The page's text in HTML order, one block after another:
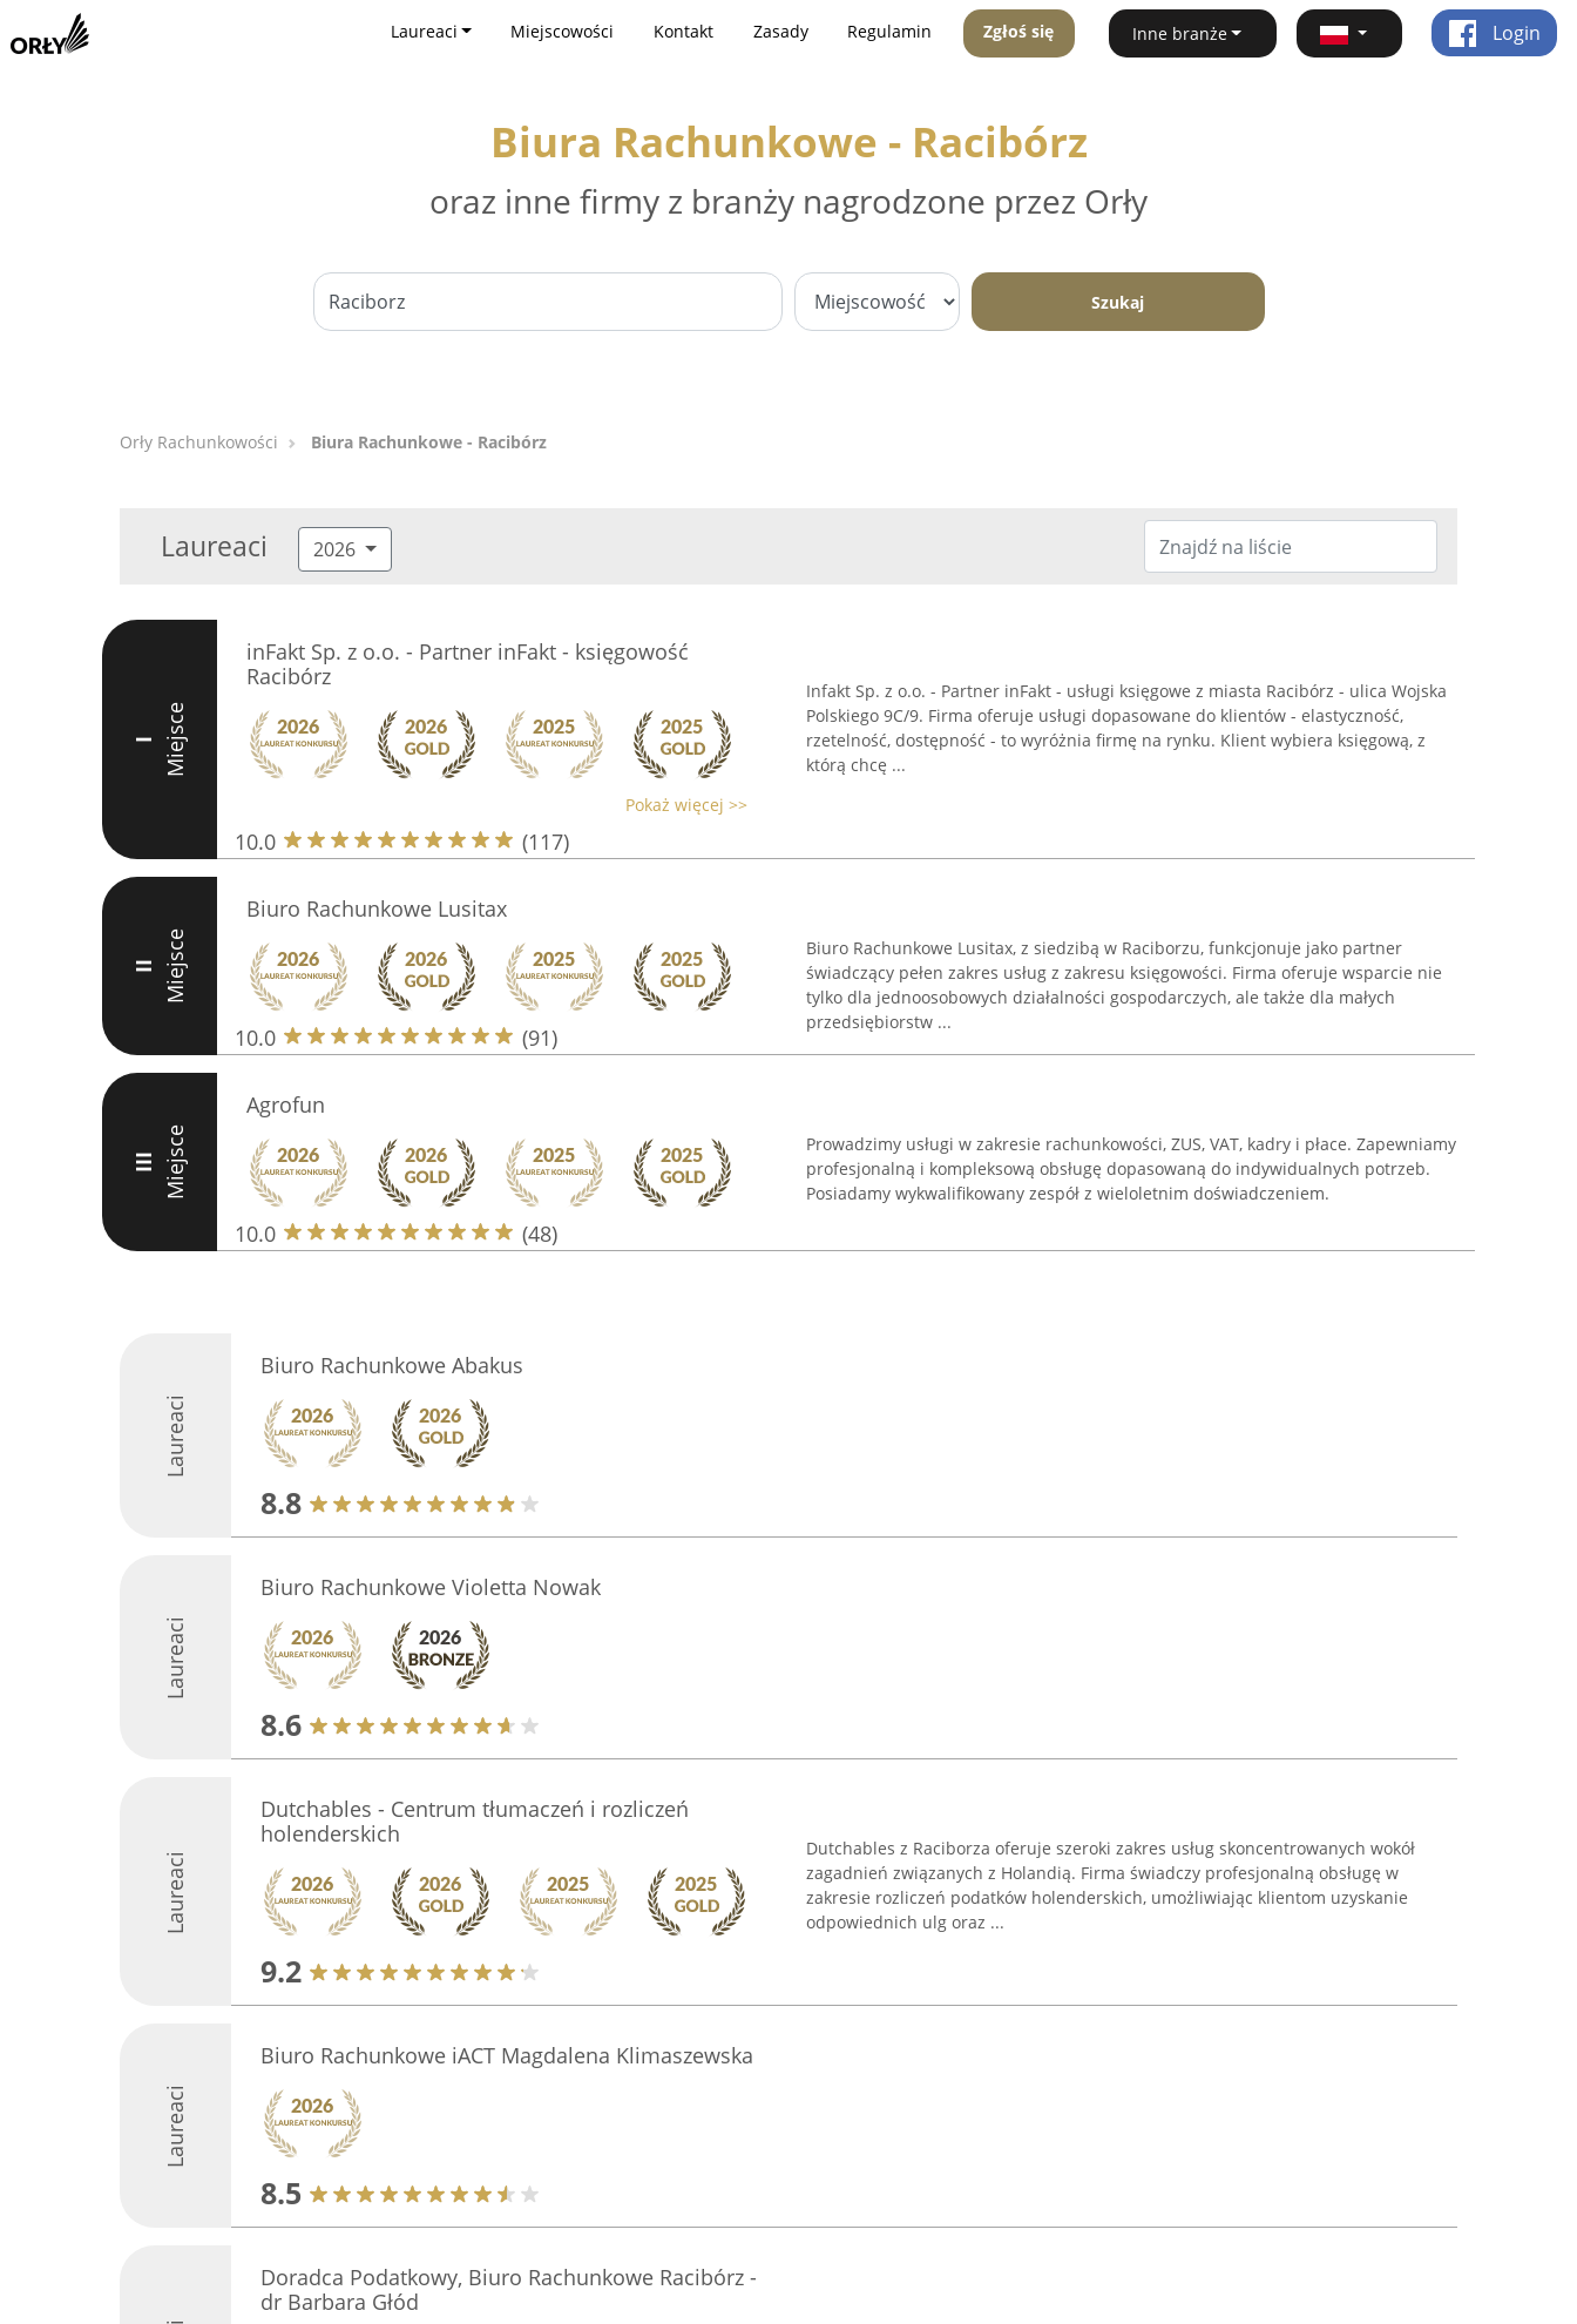
Laureaci Miejscowości Kontakt Zasady Regulamin Zgłoś się Inne branże Login
Biura Rachunkowe - Racibórz
oraz inne firmy z branży nagrodzone przez Orły
Szukaj
Orły Rachunkowości Biura Rachunkowe - Racibórz
Laureaci 2026
I Miejsce
inFakt Sp. z o.o. - Partner inFakt - księgowość
Racibórz
Pokaż więcej >>
10.0 (117)
Infakt Sp. z o.o. - Partner inFakt - usługi księgowe z miasta Racibórz - ulica Wojska
Polskiego 9C/9. Firma oferuje usługi dopasowane do klientów - elastyczność,
rzetelność, dostępność - to wyróżnia firmę na rynku. Klient wybiera księgową, z
którą chcę ...
II Miejsce
Biuro Rachunkowe Lusitax
10.0 (91)
Biuro Rachunkowe Lusitax, z siedzibą w Raciborzu, funkcjonuje jako partner
świadczący pełen zakres usług z zakresu księgowości. Firma oferuje wsparcie nie
tylko dla jednoosobowych działalności gospodarczych, ale także dla małych
przedsiębiorstw ...
III Miejsce
Agrofun
10.0 (48)
Prowadzimy usługi w zakresie rachunkowości, ZUS, VAT, kadry i płace. Zapewniamy
profesjonalną i kompleksową obsługę dopasowaną do indywidualnych potrzeb.
Posiadamy wykwalifikowany zespół z wieloletnim doświadczeniem.
Laureaci
Biuro Rachunkowe Abakus
8.8
Laureaci
Biuro Rachunkowe Violetta Nowak
8.6
Laureaci
Dutchables - Centrum tłumaczeń i rozliczeń
holenderskich
9.2
Dutchables z Raciborza oferuje szeroki zakres usług skoncentrowanych wokół
zagadnień związanych z Holandią. Firma świadczy profesjonalną obsługę w
zakresie rozliczeń podatków holenderskich, umożliwiając klientom uzyskanie
odpowiednich ulg oraz ...
Laureaci
Biuro Rachunkowe iACT Magdalena Klimaszewska
8.5
Doradca Podatkowy, Biuro Rachunkowe Racibórz -
dr Barbara Głód